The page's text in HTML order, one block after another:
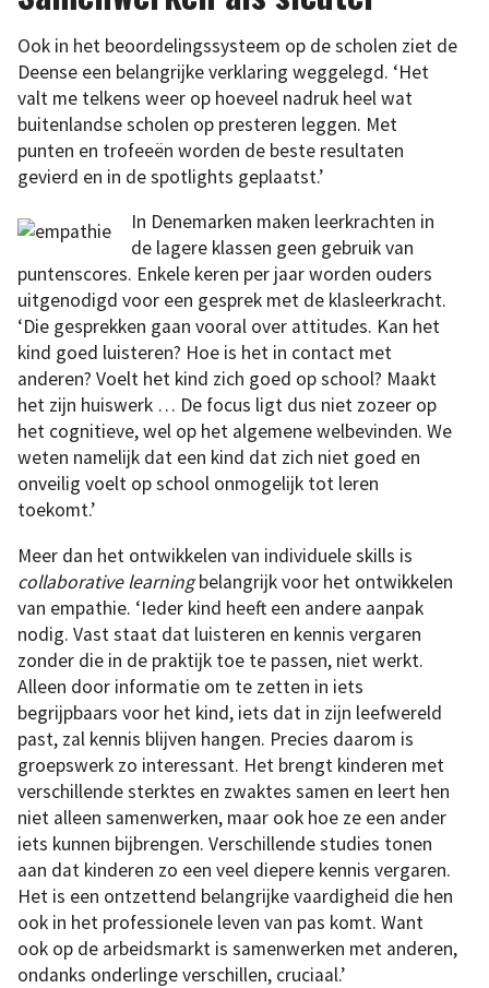
Ook in het beoordelingssysteem op de scholen ziet de
Deense een belangrijke verklaring weggelegd. ‘Het
valt me telkens weer op hoeveel nadruk heel wat
buitenlandse scholen op presteren leggen. Met
punten en trofeeën worden de beste resultaten
gevierd en in de spotlights geplaatst.’
In Denemarken maken leerkrachten in
de lagere klassen geen gebruik van
puntenscores. Enkele keren per jaar worden ouders
uitgenodigd voor een gesprek met de klasleerkracht.
‘Die gesprekken gaan vooral over attitudes. Kan het
kind goed luisteren? Hoe is het in contact met
anderen? Voelt het kind zich goed op school? Maakt
het zijn huiswerk … De focus ligt dus niet zozeer op
het cognitieve, wel op het algemene welbevinden. We
weten namelijk dat een kind dat zich niet goed en
onveilig voelt op school onmogelijk tot leren
toekomt.’
Meer dan het ontwikkelen van individuele skills is
collaborative learningbelangrijk voor het ontwikkelen
van empathie. ‘Ieder kind heeft een andere aanpak
nodig. Vast staat dat luisteren en kennis vergaren
zonder die in de praktijk toe te passen, niet werkt.
Alleen door informatie om te zetten in iets
begrijpbaars voor het kind, iets dat in zijn leefwereld
past, zal kennis blijven hangen. Precies daarom is
groepswerk zo interessant. Het brengt kinderen met
verschillende sterktes en zwaktes samen en leert hen
niet alleen samenwerken, maar ook hoe ze een ander
iets kunnen bijbrengen. Verschillende studies tonen
aan dat kinderen zo een veel diepere kennis vergaren.
Het is een ontzettend belangrijke vaardigheid die hen
ook in het professionele leven van pas komt. Want
ook op de arbeidsmarkt is samenwerken met anderen,
ondanks onderlinge verschillen, cruciaal.’